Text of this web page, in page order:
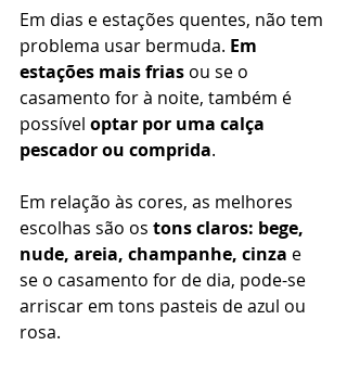
Em dias e estações quentes, não tem
problema usar bermuda. Em
estações mais frias ou se o
casamento for à noite, também é
possível optar por uma calça
pescador ou comprida.
Em relação às cores, as melhores
escolhas são os tons claros: bege,
nude, areia, champanhe, cinza e
se o casamento for de dia, pode-se
arriscar em tons pasteis de azul ou
rosa.